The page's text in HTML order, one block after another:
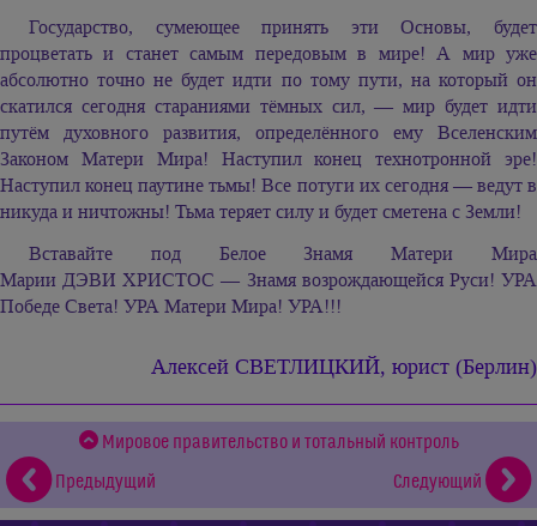
Государство, сумеющее принять эти Основы, будет
процветать и станет самым передовым в мире! А мир уже
абсолютно точно не будет идти по тому пути, на который он
скатился сегодня стараниями тёмных сил, — мир будет идти
путём духовного развития, определённого ему Вселенским
Законом Матери Мира! Наступил конец технотронной эре!
Наступил конец паутине тьмы! Все потуги их сегодня — ведут в
никуда и ничтожны! Тьма теряет силу и будет сметена с Земли!
Вставайте под Белое Знамя Матери Мира
Марии ДЭВИ ХРИСТОС — Знамя возрождающейся Руси! УРА
Победе Света! УРА Матери Мира! УРА!!!
Алексей СВЕТЛИЦКИЙ, юрист (Берлин)
Мировое правительство и тотальный контроль
Предыдущий
Следующий